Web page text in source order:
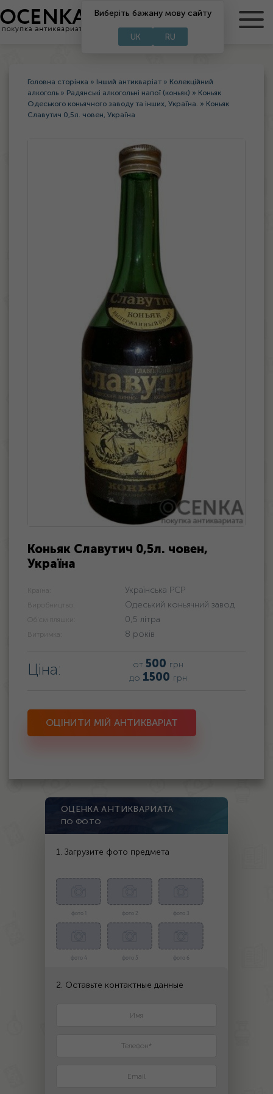
RU
Виберіть бажану мову сайту
UK RU
Головна сторінка » Інший антикваріат » Колекційний
алкоголь » Радянські алкогольні напої (коньяк) » Коньяк
Одеського коньячного заводу та інших, Україна. » Коньяк
Славутич 0,5л. човен, Україна
Коньяк Славутич 0,5л. човен,
Україна
Країна: Українська РСР
Виробництво: Одеський коньячний завод
Об'єм пляшки: 0,5 літра
Витримка: 8 років
Ціна: от 500 грн
до 1500 грн
ОЦІНИТИ МІЙ АНТИКВАРІАТ
ОЦЕНКА АНТИКВАРИАТА
ПО ФОТО
1. Загрузите фото предмета
фото 1 фото 2 фото 3
фото 4 фото 5 фото 6
2. Оставьте контактные данные